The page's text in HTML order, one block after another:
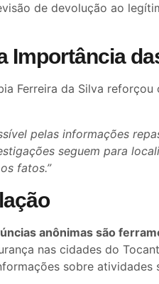
de devolução ao
Importância
Ferreira da Silva reforçou
pelas informações
seguem para
fatos.”
anônimas são
nas cidades do
sobre atividades